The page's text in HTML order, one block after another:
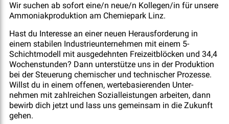
Wir suchen ab sofort eine/n neue/n Kollegen/in für unsere
Ammoniakproduktion am Chemiepark Linz.
Hast du Interesse an einer neuen Herausforderung in
einem stabilen Industrieunternehmen mit einem 5-
Schichtmodell mit ausgedehnten Freizeitblöcken und 34,4
Wochenstunden? Dann unterstütze uns in der Produktion
bei der Steuerung chemischer und technischer Prozesse.
Willst du in einem offenen, wertebasierenden Unter-
nehmen mit zahlreichen Sozialleistungen arbeiten, dann
bewirb dich jetzt und lass uns gemeinsam in die Zukunft
gehen.